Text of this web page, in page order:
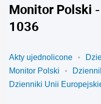
Monitor Polski
1036
Akty ujednolicone
Monitor Polski
Dzienniki Unii